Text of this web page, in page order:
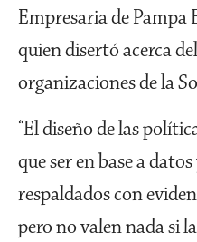
Empresaria de
quien disertó acerca
organizaciones de la
“El diseño de las
que ser en base a
respaldados con
pero no valen nada si